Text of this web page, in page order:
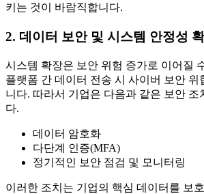
키는 것이 바람직합니다.
2. 데이터 보안 및 시스템 안정성
시스템 확장은 보안 위험 증가로 이어질
플랫폼 간 데이터 전송 시 사이버 보안 위
니다. 따라서 기업은 다음과 같은 보안 조
다.
데이터 암호화
다단계 인증(MFA)
정기적인 보안 점검 및 모니터링
이러한 조치는 기업의 핵심 데이터를 보